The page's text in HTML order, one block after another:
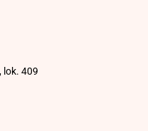
lok. 409